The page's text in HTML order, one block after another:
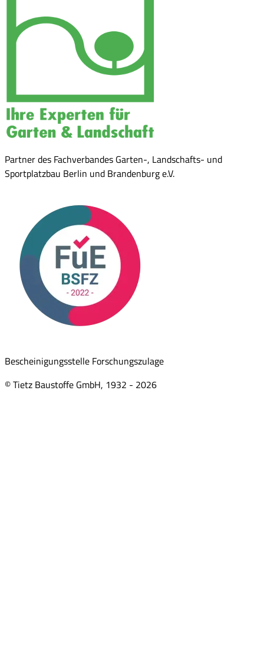
Partner des Fachverbandes Garten-, Landschafts- und
Sportplatzbau Berlin und Brandenburg e.V.
Bescheinigungsstelle Forschungszulage
© Tietz Baustoffe GmbH, 1932 - 2026